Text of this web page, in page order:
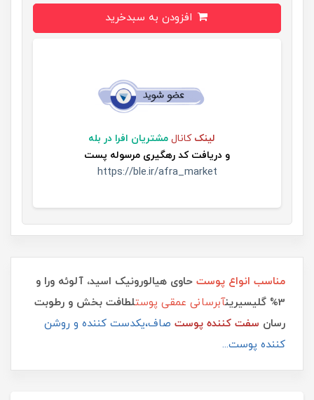
لینک کانال مشتریان افرا در بله
و دریافت کد رهگیری مرسوله پست
https://ble.ir/afra_market
مناسب انواع پوست حاوی هیالورونیک اسید، آلوئه ورا و
3% گلیسیرین
آبرسانی عمقی پوستلطافت بخش و رطوبت
رسان سفت کننده پوست صاف،یکدست کننده و روشن
کننده پوست...